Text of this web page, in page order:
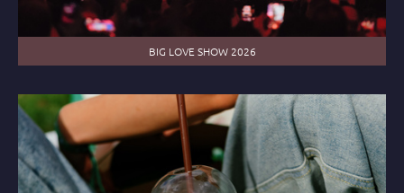
BIG LOVE SHOW 2026